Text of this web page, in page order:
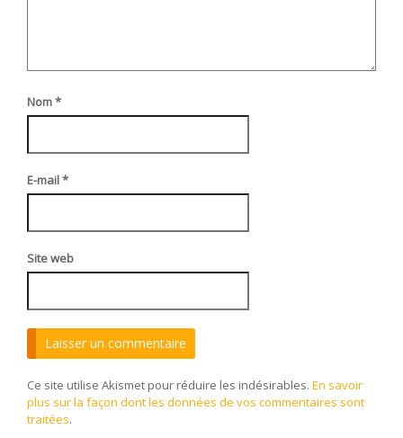
Nom*
E-mail*
Site web
Ce site utilise Akismet pour réduire les indésirables. En savoir
plus sur la façon dont les données de vos commentaires sont
traitées.